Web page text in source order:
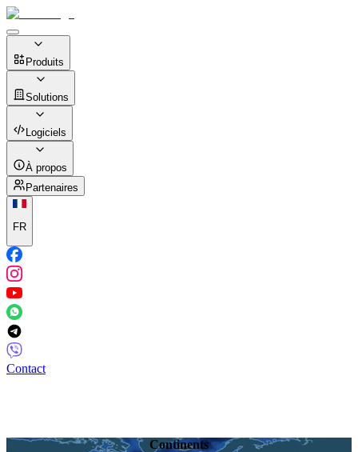
Produits
Solutions
Logiciels
À propos
Partenaires
FR
Contact
Continents